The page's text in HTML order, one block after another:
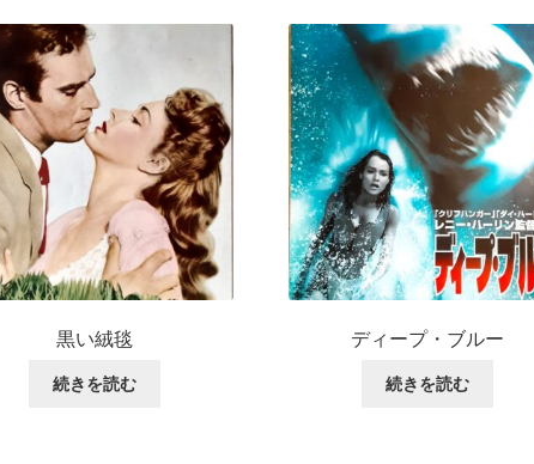
黒い絨毯
続きを読む
ディープ・ブルー
続きを読む